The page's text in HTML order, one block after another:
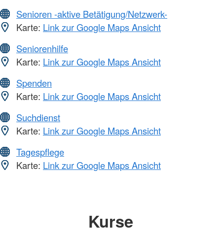
Senioren -aktive Betätigung/Netzwerk-
Karte: Link zur Google Maps Ansicht
Seniorenhilfe
Karte: Link zur Google Maps Ansicht
Spenden
Karte: Link zur Google Maps Ansicht
Suchdienst
Karte: Link zur Google Maps Ansicht
Tagespflege
Karte: Link zur Google Maps Ansicht
Kurse